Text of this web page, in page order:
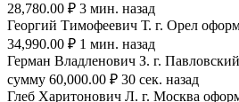
28,780.00 ₽ 3 мин. назад
Георгий Тимофеевич Т. г. Орел
34,990.00 ₽ 1 мин. назад
Герман Владленович З. г.
сумму 60,000.00 ₽ 30 сек. назад
Глеб Харитонович Л. г. Москва